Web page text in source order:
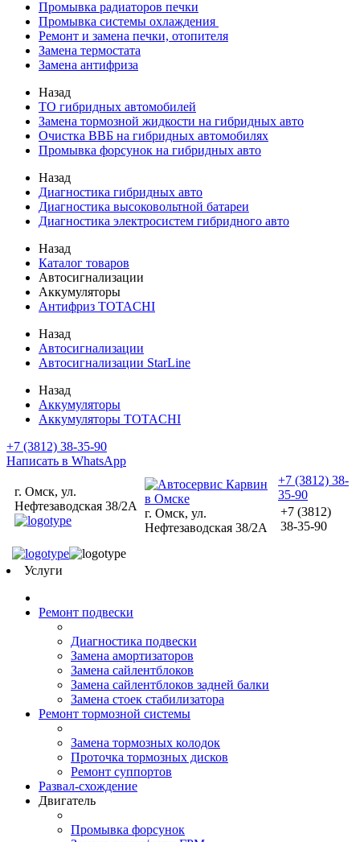
Промывка радиаторов печки
Промывка системы охлаждения
Ремонт и замена печки, отопителя
Замена термостата
Замена антифриза
Назад
ТО гибридных автомобилей
Замена тормозной жидкости на гибридных авто
Очистка ВВБ на гибридных автомобилях
Промывка форсунок на гибридных авто
Назад
Диагностика гибридных авто
Диагностика высоковольтной батареи
Диагностика электросистем гибридного авто
Назад
Каталог товаров
Автосигнализации
Аккумуляторы
Антифриз TOTACHI
Назад
Автосигнализации
Автосигнализации StarLine
Назад
Аккумуляторы
Аккумуляторы TOTACHI
+7 (3812) 38-35-90
Написать в WhatsApp
г. Омск, ул.
Нефтезаводская 38/2А
г. Омск, ул.
Нефтезаводская 38/2А
+7 (3812) 38-
35-90
+7 (3812)
38-35-90
Услуги
Ремонт подвески
Диагностика подвески
Замена амортизаторов
Замена сайлентблоков
Замена сайлентблоков задней балки
Замена стоек стабилизатора
Ремонт тормозной системы
Замена тормозных колодок
Проточка тормозных дисков
Ремонт суппортов
Развал-схождение
Двигатель
Промывка форсунок